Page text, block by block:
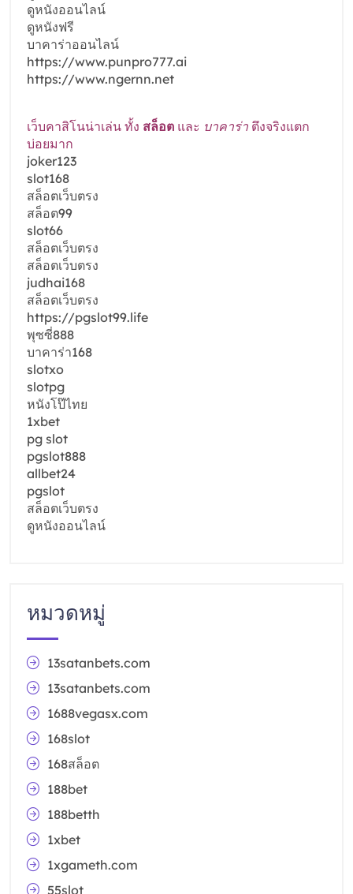
ดูหนังออนไลน์
ดูหนังฟรี
บาคาร่าออนไลน์
https://www.punpro777.ai
https://www.ngernn.net
เว็บคาสิโนน่าเล่น ทั้ง สล็อต และ บาคาร่า ตึงจริงแตก
บ่อยมาก
joker123
slot168
สล็อตเว็บตรง
สล็อต99
slot66
สล็อตเว็บตรง
สล็อตเว็บตรง
judhai168
สล็อตเว็บตรง
https://pgslot99.life
พุซซี่888
บาคาร่า168
slotxo
slotpg
หนังโป๊ไทย
1xbet
pg slot
pgslot888
allbet24
pgslot
สล็อตเว็บตรง
ดูหนังออนไลน์
หมวดหมู่
13satanbets.com
13satanbets.com
1688vegasx.com
168slot
168สล็อต
188bet
188betth
1xbet
1xgameth.com
55slot